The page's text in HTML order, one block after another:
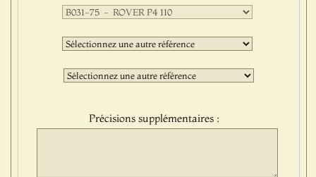
Première
sélection
:Deuxième
sélection
:Troisième
sélection
Précisions supplémentaires :